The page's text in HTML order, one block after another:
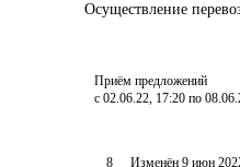
Осуществление
Приём предложений
с 02.06.22, 17:20 по
8 Изменён 9 июн